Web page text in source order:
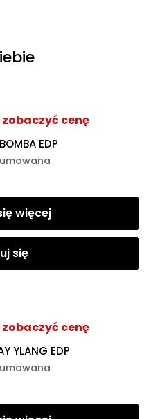
cenę
EDP
więcej
się
cenę
YLANG EDP